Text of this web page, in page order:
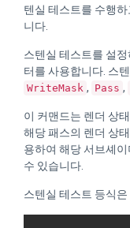
텐실 테스트를 수행
니다.
스텐실 테스트를 설정
터를 사용합니다. 스
WriteMask , Pass ,
이 커맨드는 렌더 상
해당 패스의 렌더 상
용하여 해당 서브셰
수 있습니다.
스텐실 테스트 등식은